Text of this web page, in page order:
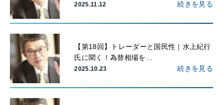
2025.11.12 続きを見る
【第18回】トレーダーと国民性｜水上紀行
氏に聞く！為替相場を…
2025.10.23 続きを見る